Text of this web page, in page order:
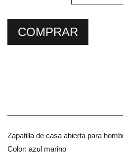
COMPRAR
Zapatilla de casa abierta para
Color: azul marino